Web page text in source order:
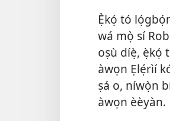
Ẹ̀kọ́ tó
wá mọ̀ sí
oṣù díẹ̀, ẹ̀kọ́
àwọn Ẹlẹ́rìí
ṣá o, níwọ̀n
àwọn èèyàn.